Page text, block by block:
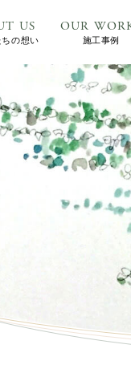
US
の想い
OUR
施工事例